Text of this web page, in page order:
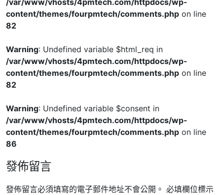
/var/www/vhosts/4pmtech.com/httpdocs/wp-
content/themes/fourpmtech/comments.php on line
82
Warning: Undefined variable $html_req in
/var/www/vhosts/4pmtech.com/httpdocs/wp-
content/themes/fourpmtech/comments.php on line
82
Warning: Undefined variable $consent in
/var/www/vhosts/4pmtech.com/httpdocs/wp-
content/themes/fourpmtech/comments.php on line
86
發佈留言
發佈留言必須填寫的電子郵件地址不會公開。 必填欄位標示